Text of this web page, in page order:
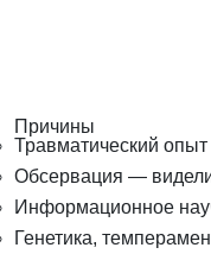
Причины
Травматический
Обсервация —
Информационное
Генетика,